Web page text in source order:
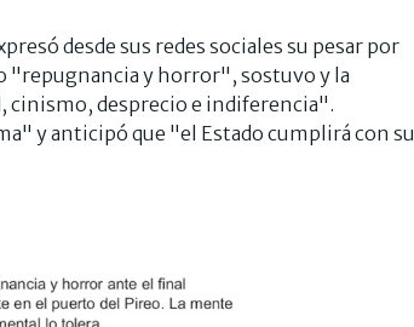
desde sus redes sociales su pesar por
"repugnancia y horror", sostuvo y la
cinismo, desprecio e indiferencia".
y anticipó que "el Estado cumplirá con su